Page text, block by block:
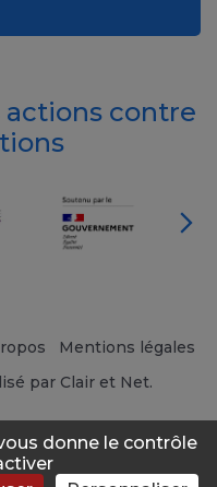
contre
Mentions légales
par Clair et Net.
donne le contrôle